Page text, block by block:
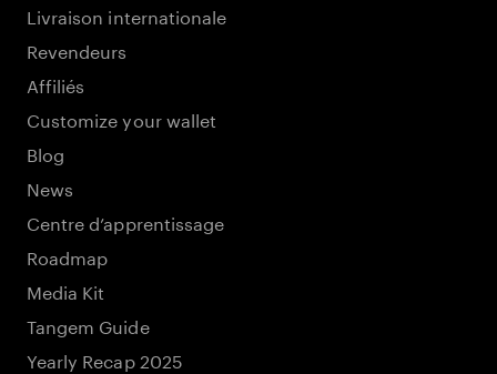
Livraison internationale
Revendeurs
Affiliés
Customize your wallet
Blog
News
Centre d’apprentissage
Roadmap
Media Kit
Tangem Guide
Yearly Recap 2025